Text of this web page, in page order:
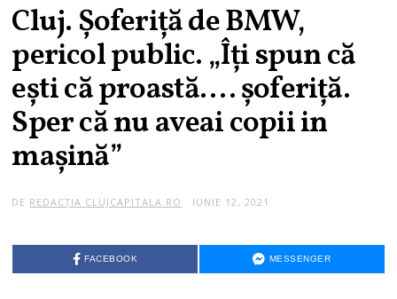
Cluj. Șoferiță de BMW,
pericol public. „Îți spun că
ești că proastă…. șoferiță.
Sper că nu aveai copii in
mașină”
DE REDACȚIA CLUJCAPITALA.RO IUNIE 12, 2021
FACEBOOK MESSENGER